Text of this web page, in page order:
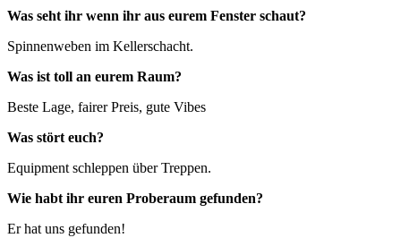
Was seht ihr wenn ihr aus eurem Fenster schaut?
Spinnenweben im Kellerschacht.
Was ist toll an eurem Raum?
Beste Lage, fairer Preis, gute Vibes
Was stört euch?
Equipment schleppen über Treppen.
Wie habt ihr euren Proberaum gefunden?
Er hat uns gefunden!